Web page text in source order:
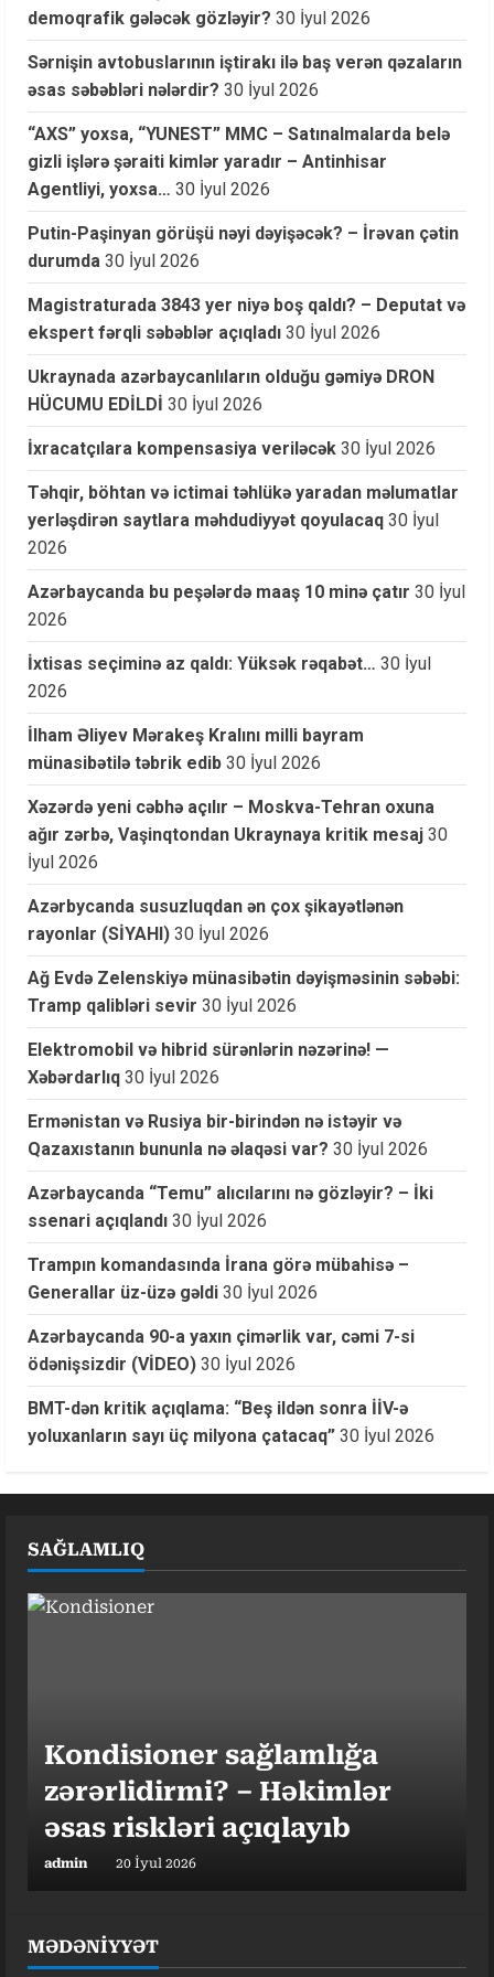
demoqrafik gələcək gözləyir? 30 İyul 2026
Sərnişin avtobuslarının iştirakı ilə baş verən qəzaların
əsas səbəbləri nələrdir? 30 İyul 2026
“AXS” yoxsa, “YUNEST” MMC – Satınalmalarda belə
gizli işlərə şəraiti kimlər yaradır – Antinhisar
Agentliyi, yoxsa… 30 İyul 2026
Putin-Paşinyan görüşü nəyi dəyişəcək? – İrəvan çətin
durumda 30 İyul 2026
Magistraturada 3843 yer niyə boş qaldı? – Deputat və
ekspert fərqli səbəblər açıqladı 30 İyul 2026
Ukraynada azərbaycanlıların olduğu gəmiyə DRON
HÜCUMU EDİLDİ 30 İyul 2026
İxracatçılara kompensasiya veriləcək 30 İyul 2026
Təhqir, böhtan və ictimai təhlükə yaradan məlumatlar
yerləşdirən saytlara məhdudiyyət qoyulacaq 30 İyul
2026
Azərbaycanda bu peşələrdə maaş 10 minə çatır 30 İyul
2026
İxtisas seçiminə az qaldı: Yüksək rəqabət… 30 İyul
2026
İlham Əliyev Mərakeş Kralını milli bayram
münasibətilə təbrik edib 30 İyul 2026
Xəzərdə yeni cəbhə açılır – Moskva-Tehran oxuna
ağır zərbə, Vaşinqtondan Ukraynaya kritik mesaj 30
İyul 2026
Azərbycanda susuzluqdan ən çox şikayətlənən
rayonlar (SİYAHI) 30 İyul 2026
Ağ Evdə Zelenskiyə münasibətin dəyişməsinin səbəbi:
Tramp qalibləri sevir 30 İyul 2026
Elektromobil və hibrid sürənlərin nəzərinə! —
Xəbərdarlıq 30 İyul 2026
Ermənistan və Rusiya bir-birindən nə istəyir və
Qazaxıstanın bununla nə əlaqəsi var? 30 İyul 2026
Azərbaycanda “Temu” alıcılarını nə gözləyir? – İki
ssenari açıqlandı 30 İyul 2026
Trampın komandasında İrana görə mübahisə –
Generallar üz-üzə gəldi 30 İyul 2026
Azərbaycanda 90-a yaxın çimərlik var, cəmi 7-si
ödənişsizdir (VİDEO) 30 İyul 2026
BMT-dən kritik açıqlama: “Beş ildən sonra İİV-ə
yoluxanların sayı üç milyona çatacaq” 30 İyul 2026
SAĞLAMLIQ
Kondisioner sağlamlığa
zərərlidirmi? – Həkimlər
əsas riskləri açıqlayıb
admin 20 İyul 2026
MƏDƏNİYYƏT